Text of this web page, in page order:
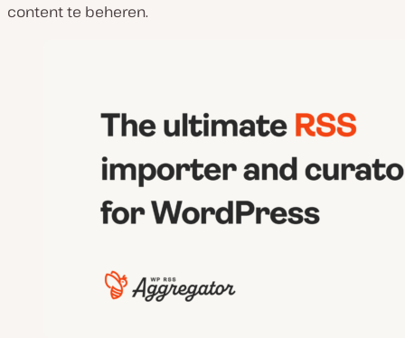
content te beheren.